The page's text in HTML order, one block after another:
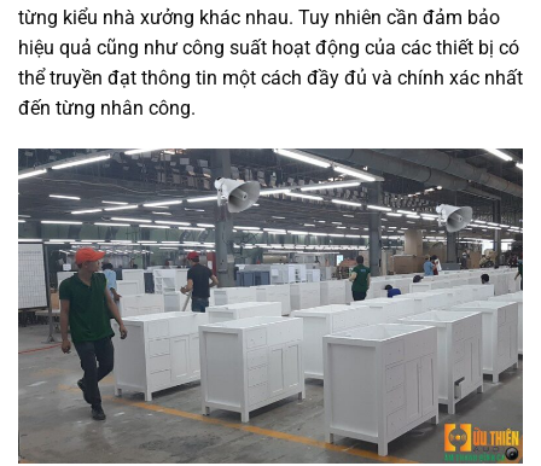
từng kiểu nhà xưởng khác nhau. Tuy nhiên cần đảm bảo
hiệu quả cũng như công suất hoạt động của các thiết bị có
thể truyền đạt thông tin một cách đầy đủ và chính xác nhất
đến từng nhân công.